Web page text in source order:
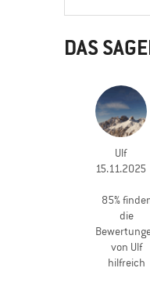
DAS
Ulf
15.11.2025
85%
die
von Ulf
hilfreich